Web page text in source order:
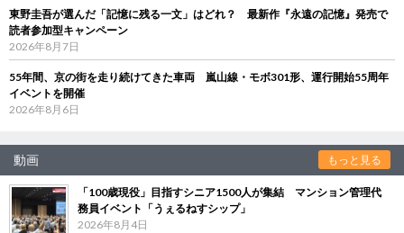
東野圭吾が選んだ「記憶に残る一文」はどれ？ 最新作『永遠の記憶』発売で
読者参加型キャンペーン
2026年8月7日
55年間、京の街を走り続けてきた車両 嵐山線・モボ301形、運行開始55周年
イベントを開催
2026年8月6日
動画 もっと見る
「100歳現役」目指すシニア1500人が集結 マンション管理代
務員イベント「うぇるねすシップ」
2026年8月4日